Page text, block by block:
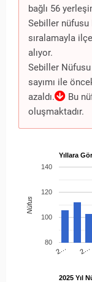
bağlı 56
Sebiller nüfusu
sıralamayla
alıyor.
Sebiller Nüfusu
sayımı ile
azaldı.
Bu
oluşmaktadır.
Yıllara
2… 2…
80
100
120
140
Nüfus
2025 Yıl